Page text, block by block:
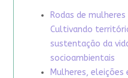
Rodas de
Cultivando
sustentação da
socioambientais
Mulheres,